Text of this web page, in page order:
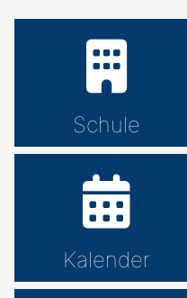
Schule
Kalender